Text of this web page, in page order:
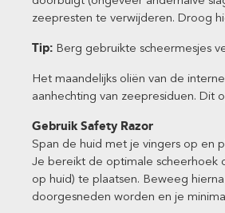
zeepresten te verwijderen. Droog
Tip: Berg gebruikte scheermesjes
Het maandelijks oliën van de
aanhechting van zeepresiduen. Dit
Gebruik Safety Razor
Span de huid met je vingers op en
Je bereikt de optimale scheerhoek
op huid) te plaatsen. Beweeg
doorgesneden worden en je